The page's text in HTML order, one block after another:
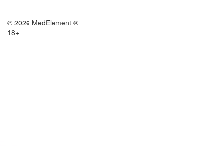
© 2026 MedElement ®
18+